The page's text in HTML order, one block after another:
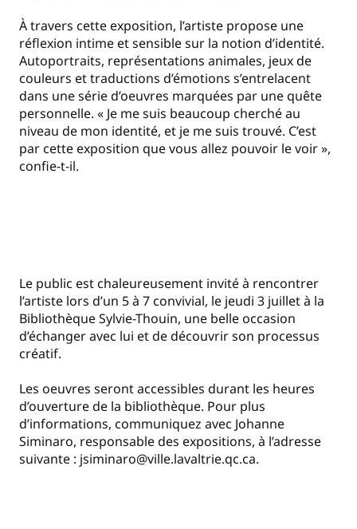
À travers cette exposition, l’artiste propose une
réflexion intime et sensible sur la notion d’identité.
Autoportraits, représentations animales, jeux de
couleurs et traductions d’émotions s’entrelacent
dans une série d’oeuvres marquées par une quête
personnelle. « Je me suis beaucoup cherché au
niveau de mon identité, et je me suis trouvé. C’est
par cette exposition que vous allez pouvoir le voir »,
confie-t-il.
Le public est chaleureusement invité à rencontrer
l’artiste lors d’un 5 à 7 convivial, le jeudi 3 juillet à la
Bibliothèque Sylvie-Thouin, une belle occasion
d’échanger avec lui et de découvrir son processus
créatif.
Les oeuvres seront accessibles durant les heures
d’ouverture de la bibliothèque. Pour plus
d’informations, communiquez avec Johanne
Siminaro, responsable des expositions, à l’adresse
suivante : jsiminaro@ville.lavaltrie.qc.ca.